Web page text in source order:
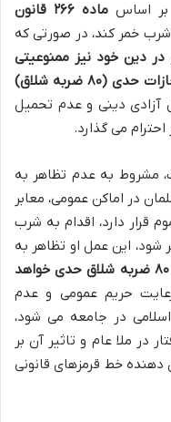
بر اساس
ماده ۲۶۶ قانون
خمر کند، در صورتی که
دین خود نیز ممنوعیتی
برای آن وجود نداشته باشد، مشمول مجازات حدی (۸۰ ضربه شلاق)
آزادی دینی و عدم تحمیل
می گذارد.
مشروط به عدم تظاهر به
در اماکن عمومی، معابر
قرار دارد، اقدام به شرب
شود، این عمل او تظاهر به
مشمول مجازات ۸۰ ضربه شلاق حدی خواهد
رعایت حریم عمومی و عدم
در جامعه می شود،
در ملا عام و تاثیر آن بر
دهنده خط قرمزهای قانونی